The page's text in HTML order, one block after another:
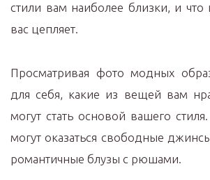
стили вам наиболее близки, и что
вас цепляет.
Просматривая фото модных
для себя, какие из вещей вам
могут стать основой вашего
могут оказаться свободные
романтичные блузы с рюшами.